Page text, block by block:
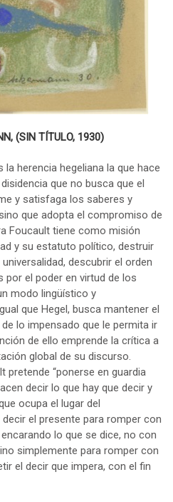
(SIN TÍTULO, 1930)
herencia hegeliana la que hace
que no busca que el
y satisfaga los saberes y
que adopta el compromiso de
Foucault tiene como misión
y su estatuto político, destruir
descubrir el orden
el poder en virtud de los
modo lingüístico y
que Hegel, busca mantener el
lo impensado que le permita ir
de ello emprende la crítica a
global de su discurso.
pretende “ponerse en guardia
decir lo que hay que decir y
ocupa el lugar del
el presente para romper con
lo que se dice, no con
simplemente para romper con
el decir que impera, con el fin